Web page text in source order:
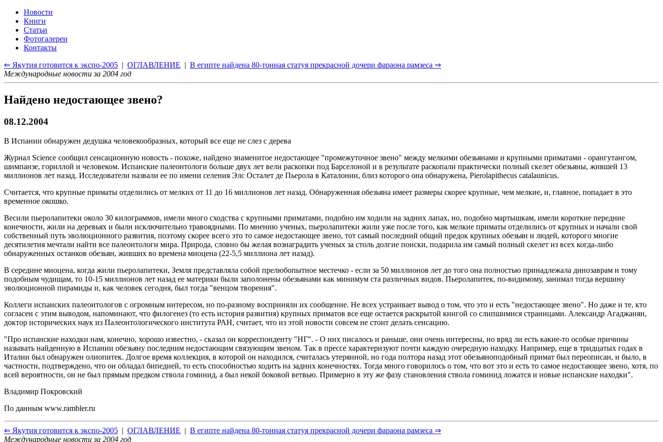
Новости
Книги
Статьи
Фотогалереи
Контакты
⇐ Якутия готовится к экспо-2005 | ОГЛАВЛЕНИЕ | В египте найдена 80-тонная статуя прекрасной дочери фараона рамзеса ⇒
Международные новости за 2004 год
Найдено недостающее звено?
08.12.2004
В Испании обнаружен дедушка человекообразных, который все еще не слез с дерева
Журнал Science сообщил сенсационную новость - похоже, найдено знаменитое недостающее "промежуточное звено" между мелкими обезьянами и крупными приматами - орангутангом,
шимпанзе, гориллой и человеком. Испанские палеонтологи больше двух лет вели раскопки под Барселоной и в результате раскопали практически полный скелет обезьяны, жившей 13
миллионов лет назад. Исследователи назвали ее по имени селения Элс Осталет де Пьерола в Каталонии, близ которого она обнаружена, Pierolapithecus catalaunicus.
Считается, что крупные приматы отделились от мелких от 11 до 16 миллионов лет назад. Обнаруженная обезьяна имеет размеры скорее крупные, чем мелкие, и, главное, попадает в это
временное окошко.
Весили пьеролапитеки около 30 килограммов, имели много сходства с крупными приматами, подобно им ходили на задних лапах, но, подобно мартышкам, имели короткие передние
конечности, жили на деревьях и были исключительно травоядными. По мнению ученых, пьеролапитеки жили уже после того, как мелкие приматы отделились от крупных и начали свой
собственный путь эволюционного развития, поэтому скорее всего это то самое недостающее звено, тот самый последний общий предок крупных обезьян и людей, которого многие
десятилетия мечтали найти все палеонтологи мира. Природа, словно бы желая вознаградить ученых за столь долгие поиски, подарила им самый полный скелет из всех когда-либо
обнаруженных останков обезьян, живших во времена миоцена (22-5,5 миллиона лет назад).
В середине миоцена, когда жили пьеролапитеки, Земля представляла собой прелюбопытное местечко - если за 50 миллионов лет до того она полностью принадлежала динозаврам и тому
подобным чудищам, то 10-15 миллионов лет назад ее материки были заполонены обезьянами как минимум ста различных видов. Пьеролапитек, по-видимому, занимал тогда вершину
эволюционной пирамиды и, как человек сегодня, был тогда "венцом творения".
Коллеги испанских палеонтологов с огромным интересом, но по-разному восприняли их сообщение. Не всех устраивает вывод о том, что это и есть "недостающее звено". Но даже и те, кто
согласен с этим выводом, напоминают, что филогенез (то есть история развития) крупных приматов все еще остается раскрытой книгой со слипшимися страницами. Александр Агаджанян,
доктор исторических наук из Палеонтологического института РАН, считает, что из этой новости совсем не стоит делать сенсацию.
"Про испанские находки нам, конечно, хорошо известно, - сказал он корреспонденту "НГ". - О них писалось и раньше, они очень интересны, но вряд ли есть какие-то особые причины
называть найденную в Испании обезьяну последним недостающим связующим звеном. Так в прессе характеризуют почти каждую очередную находку. Например, еще в тридцатых годах в
Италии был обнаружен олиопитек. Долгое время коллекция, в которой он находился, считалась утерянной, но года полтора назад этот обезьяноподобный примат был переописан, и было, в
частности, подтверждено, что он обладал бипедией, то есть способностью ходить на задних конечностях. Тогда много говорилось о том, что вот это и есть то самое недостающее звено, хотя, по
всей вероятности, он не был прямым предком ствола гоминид, а был некой боковой ветвью. Примерно в эту же фазу становления ствола гоминид ложатся и новые испанские находки".
Владимир Покровский
По данным www.rambler.ru
⇐ Якутия готовится к экспо-2005 | ОГЛАВЛЕНИЕ | В египте найдена 80-тонная статуя прекрасной дочери фараона рамзеса ⇒
Международные новости за 2004 год